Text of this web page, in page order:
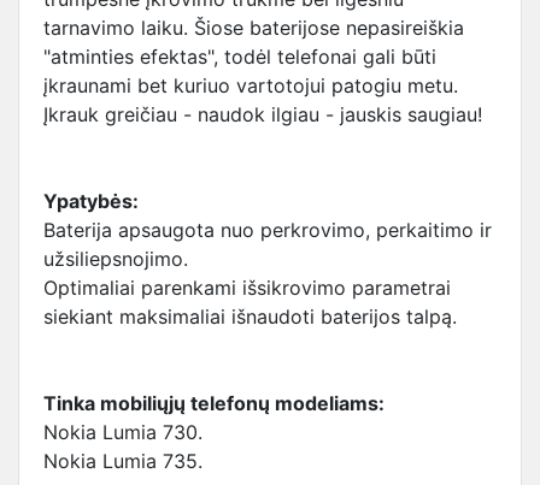
tarnavimo laiku. Šiose baterijose nepasireiškia
"atminties efektas", todėl telefonai gali būti
įkraunami bet kuriuo vartotojui patogiu metu.
Įkrauk greičiau - naudok ilgiau - jauskis saugiau!
Ypatybės:
Baterija apsaugota nuo perkrovimo, perkaitimo ir
užsiliepsnojimo.
Optimaliai parenkami išsikrovimo parametrai
siekiant maksimaliai išnaudoti baterijos talpą.
Tinka mobiliųjų telefonų modeliams:
Nokia Lumia 730.
Nokia Lumia 735.